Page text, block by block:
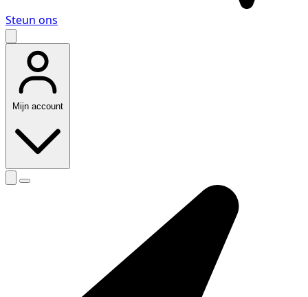
Steun ons
Mijn account